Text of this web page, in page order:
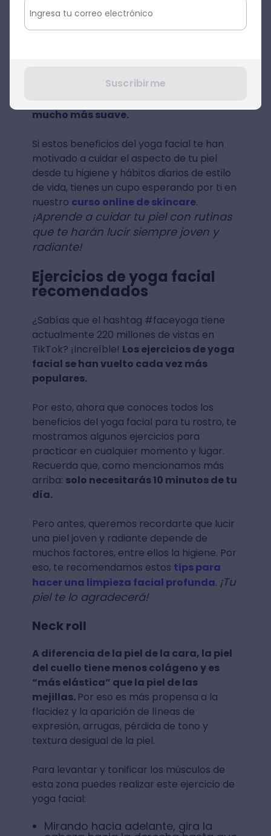
tuyo?
aumentar la hidratación de la piel,
mucho más suave.
Si estos beneficios del yoga facial te han
motivado a cuidar el aspecto de tu piel
desde tu higiene y hábitos diarios de estilo
de vida, tienes un cupo esperando por ti en
nuestro curso online de skincare.
¡Aprende a cuidar tu piel con rutinas
que te harán lucir siempre joven y
radiante!
Ejercicios de yoga facial
recomendados
¿Sabías que el hashtag #faceyoga tiene
actualmente 220 millones de vistas en
TikTok? ¡Increíble! Los ejercicios de yoga
facial se han vuelto cada vez más
populares.
Por esto, ahora que conoces todos los
beneficios del yoga facial para tu rostro, te
mostramos algunos ejercicios para
practicar en cualquier momento y lugar.
Recuerda que, como mencionamos más
arriba: solo necesitarás 10 minutos de tu
día.
Pero antes, queremos recordarte que lucir
una piel joven y radiante depende de
muchos factores, entre ellos la higiene. Por
eso, te recomendamos estos tips para
hacer una limpieza facial profunda. ¡Tu
piel te lo agradecerá!
Neck roll
A diferencia de la piel de la cara, la piel
del cuello tiene menos colágeno y es
“más elástica” que la piel de las
mejillas. Por eso es más propensa a la
flacidez y la aparición de líneas de
expresión, arrugas, pérdida de tono y
textura desigual de la piel.
Para levantar y tonificar los músculos de
esta zona puedes realizar este ejercicio de
yoga facial:
Mirando hacia adelante, gira la
Suscribirme